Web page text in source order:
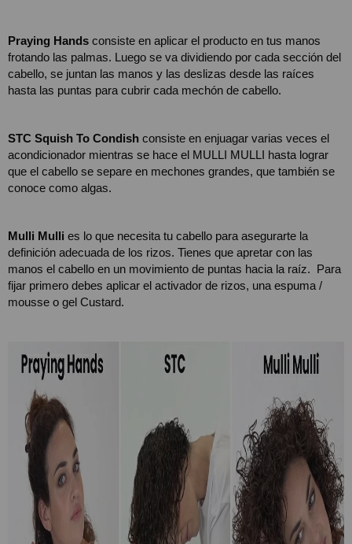
Praying Hands consiste en aplicar el producto en tus manos
frotando las palmas. Luego se va dividiendo por cada sección del
cabello, se juntan las manos y las deslizas desde las raíces
hasta las puntas para cubrir cada mechón de cabello.
STC Squish To Condish consiste en enjuagar varias veces el
acondicionador mientras se hace el MULLI MULLI hasta lograr
que el cabello se separe en mechones grandes, que también se
conoce como algas.
Mulli Mulli es lo que necesita tu cabello para asegurarte la
definición adecuada de los rizos. Tienes que apretar con las
manos el cabello en un movimiento de puntas hacia la raíz.  Para
fijar primero debes aplicar el activador de rizos, una espuma /
mousse o gel Custard.